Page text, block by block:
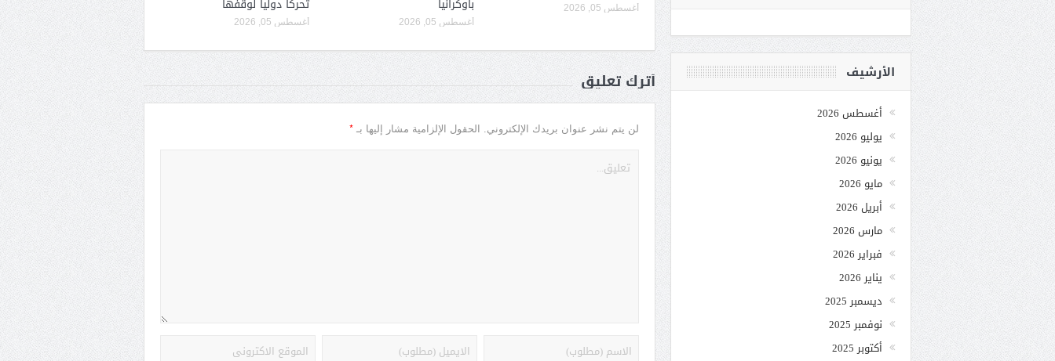
أغسطس 05, 2026 بأوكرانيا
أغسطس 05, 2026
تحركا دوليا لوقفها
أغسطس 05, 2026
أترك تعليق
لن يتم نشر عنوان بريدك الإلكتروني. الحقول الإلزامية مشار إليها بـ *
الأرشيف
أغسطس 2026
يوليو 2026
يونيو 2026
مايو 2026
أبريل 2026
مارس 2026
فبراير 2026
يناير 2026
ديسمبر 2025
نوفمبر 2025
أكتوبر 2025